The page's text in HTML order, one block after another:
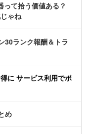
って拾う価値ある？
ゃね
30ランク報酬＆トラ
に サービス利用でポ
め